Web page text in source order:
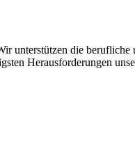
unterstützen die
Herausforderungen